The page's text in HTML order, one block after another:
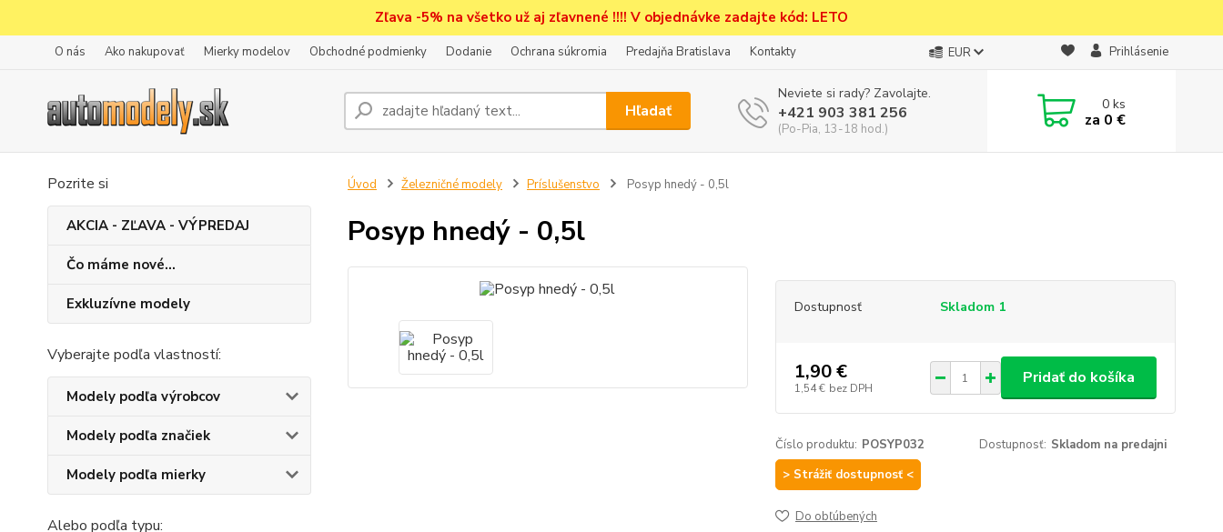
Zľava -5% na všetko už aj zľavnené !!!! V objednávke zadajte kód: LETO
O nás Ako nakupovať Mierky modelov Obchodné podmienky Dodanie Ochrana súkromia Predajňa Bratislava Kontakty EUR Prihlásenie
Hľadať
Neviete si rady? Zavolajte.
+421 903 381 256
(Po-Pia, 13-18 hod.)
0ks
za 0 €
Pozrite si
AKCIA - ZĽAVA - VÝPREDAJ
Čo máme nové...
Exkluzívne modely
Vyberajte podľa vlastností:
Modely podľa výrobcov
Modely podľa značiek
Modely podľa mierky
Alebo podľa typu:
Úvod Železničné modely Príslušenstvo Posyp hnedý - 0,5l
Posyp hnedý - 0,5l
Dostupnosť Skladom 1
1,90 €
1,54 € bez DPH
Pridať do košíka
Číslo produktu: POSYP032 Dostupnosť: Skladom na predajni
> Strážiť dostupnosť <
Do obľúbených